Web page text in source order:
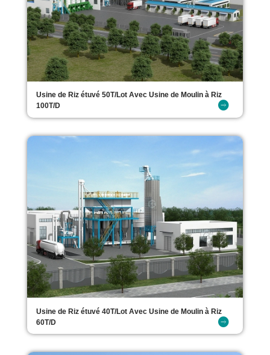
Usine de Riz étuvé 50T/Lot Avec Usine de Moulin à Riz
100T/D
Usine de Riz étuvé 40T/Lot Avec Usine de Moulin à Riz
60T/D